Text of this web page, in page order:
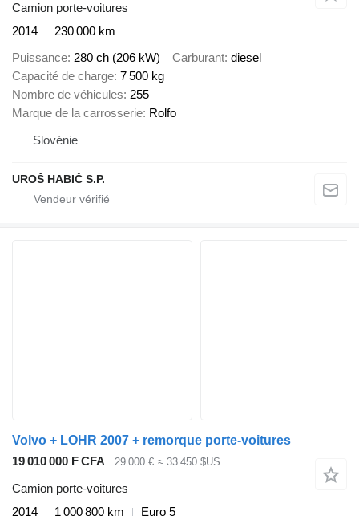
Camion porte-voitures
2014
230 000 km
Puissance 280 ch (206 kW) Carburant diesel
Capacité de charge 7 500 kg
Nombre de véhicules 255
Marque de la carrosserie Rolfo
Slovénie
UROŠ HABIČ S.P.
Volvo + LOHR 2007 + remorque porte-voitures
19 010 000 F CFA
29 000 € ≈ 33 450 $US
Camion porte-voitures
2014
1 000 800 km
Euro 5